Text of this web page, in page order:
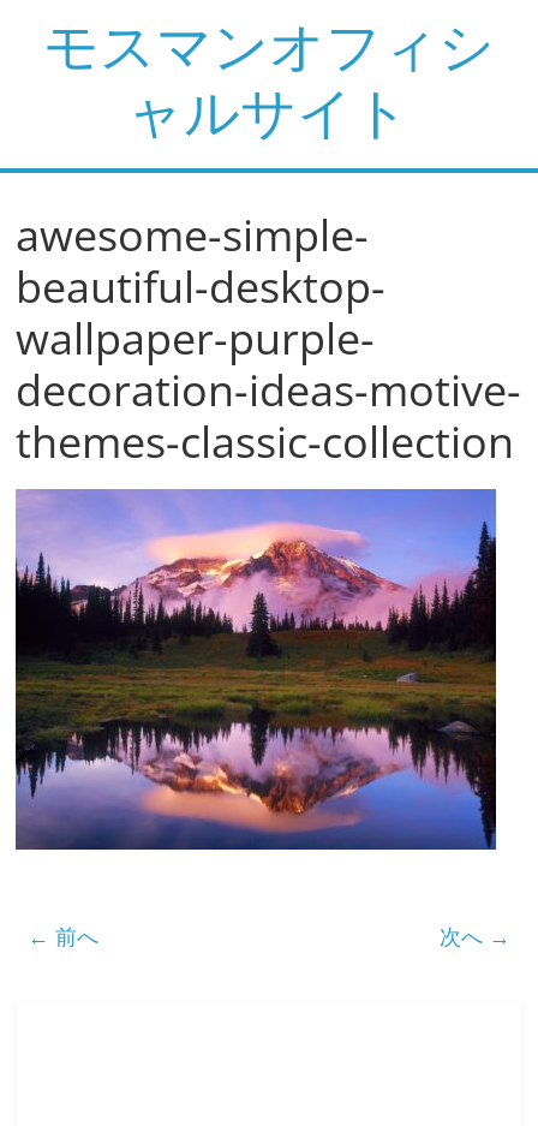
へ
ッ
モスマンオフィシ
ャルサイト
awesome-simple-
beautiful-desktop-
wallpaper-purple-
decoration-ideas-motive-
themes-classic-collection
← 前へ 次へ →